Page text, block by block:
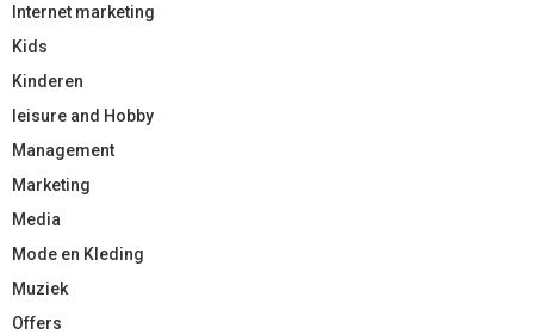
Internet marketing
Kids
Kinderen
leisure and Hobby
Management
Marketing
Media
Mode en Kleding
Muziek
Offers